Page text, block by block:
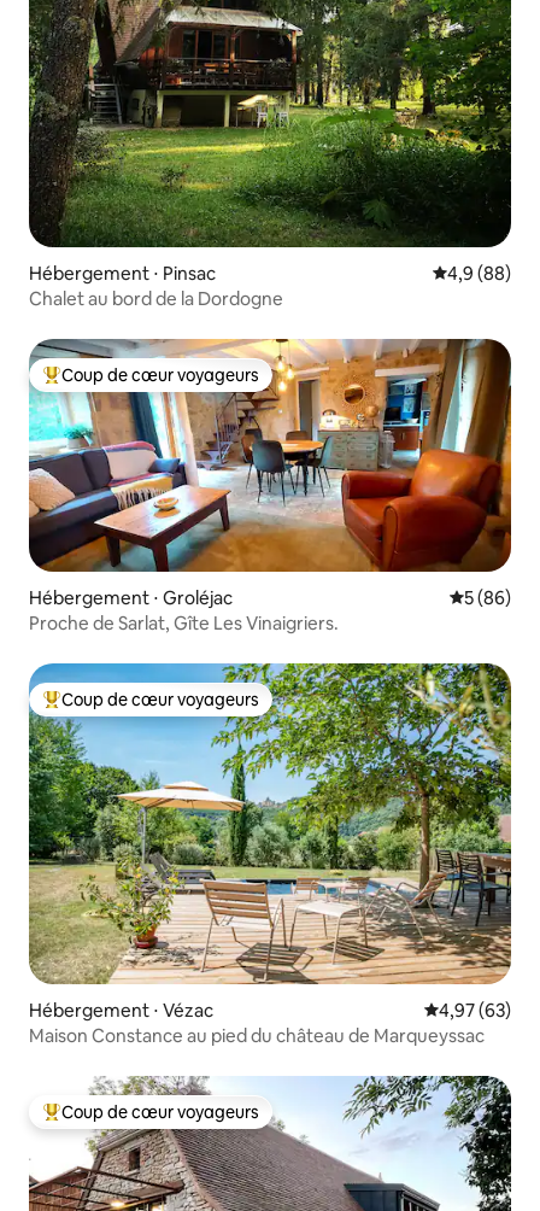
Hébergement ⋅ Pinsac Évaluation
4,9 (88)
Chalet au bord de la Dordogne
Coups de cœur voyageurs les plus appréciés
Coup de cœur voyageurs
Hébergement ⋅ Groléjac
5 (86)
Proche de Sarlat, Gîte Les Vinaigriers.
Coups de cœur voyageurs les plus appréciés
Coup de cœur voyageurs
Hébergement ⋅ Vézac Évaluation
4,97 (63)
Maison Constance au pied du château de Marqueyssac
Coups de cœur voyageurs les plus appréciés
Coup de cœur voyageurs